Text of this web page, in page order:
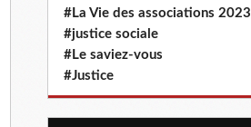
#La Vie des associations 2023
#justice sociale
#Le saviez-vous
#Justice